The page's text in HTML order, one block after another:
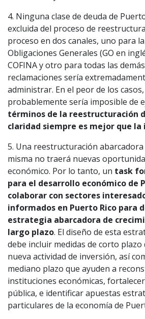
4. Ninguna clase de deuda de
excluida del proceso de
proceso en dos canales, uno para
Obligaciones Generales (GO en
COFINA y otro para todas las
reclamaciones sería
administrar. En el peor de los
probablemente sería imposible de
términos de la reestructuración
claridad siempre es mejor que
5. Una reestructuración
misma no traerá nuevas
económico. Por lo tanto, un task
para el desarrollo económico de
colaborar con sectores
informados en Puerto Rico para
estrategia abarcadora de
largo plazo. El diseño de esta
debe incluir medidas de corto
nueva actividad de inversión, así
mediano plazo que ayuden a
instituciones económicas,
pública, e identificar apuestas
particulares de la economía de